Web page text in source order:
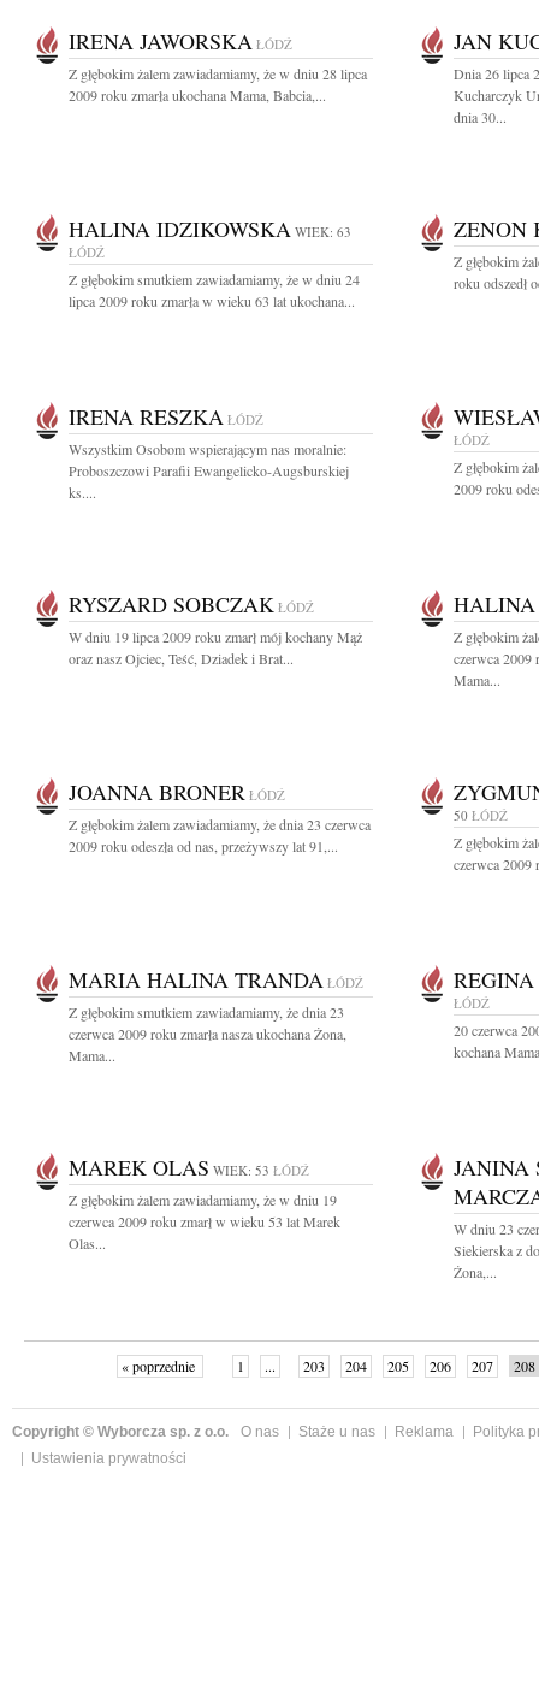
IRENA JAWORSKA ŁÓDŹ
Z głębokim żalem zawiadamiamy, że w dniu 28 lipca
2009 roku zmarła ukochana Mama, Babcia,...
JAN
Dnia 26 lipca
Kucharczyk
dnia 30...
HALINA IDZIKOWSKA WIEK: 63
ŁÓDŹ
Z głębokim smutkiem zawiadamiamy, że w dniu 24
lipca 2009 roku zmarła w wieku 63 lat ukochana...
ZENON
Z głębokim
roku odszedł
IRENA RESZKA ŁÓDŹ
Wszystkim Osobom wspierającym nas moralnie:
Proboszczowi Parafii Ewangelicko-Augsburskiej
ks....
ŁÓDŹ
Z głębokim
2009 roku
RYSZARD SOBCZAK ŁÓDŹ
W dniu 19 lipca 2009 roku zmarł mój kochany Mąż
oraz nasz Ojciec, Teść, Dziadek i Brat...
Z głębokim
czerwca 2009
Mama...
JOANNA BRONER ŁÓDŹ
Z głębokim żalem zawiadamiamy, że dnia 23 czerwca
2009 roku odeszła od nas, przeżywszy lat 91,...
50 ŁÓDŹ
Z głębokim
czerwca 2009
MARIA HALINA TRANDA ŁÓDŹ
Z głębokim smutkiem zawiadamiamy, że dnia 23
czerwca 2009 roku zmarła nasza ukochana Żona,
Mama...
ŁÓDŹ
20 czerwca
kochana
MAREK OLAS WIEK: 53 ŁÓDŹ
Z głębokim żalem zawiadamiamy, że w dniu 19
czerwca 2009 roku zmarł w wieku 53 lat Marek
Olas...
JANINA
W dniu 23
Siekierska z
Żona,...
« poprzednie 1 ... 203 204 205 206 207 208
Copyright © Wyborcza sp. z o.o. O nas Staże u nas Reklama
Polityka
Ustawienia prywatności